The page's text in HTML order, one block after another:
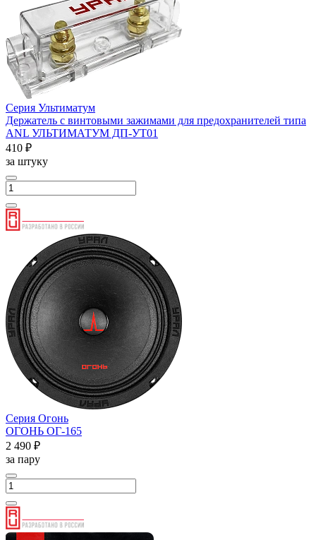
Серия Ультиматум
Держатель с винтовыми зажимами для предохранителей типа
ANL УЛЬТИМАТУМ ДП-УТ01
410 ₽
за штуку
Серия Огонь
ОГОНЬ ОГ-165
2 490 ₽
за пару